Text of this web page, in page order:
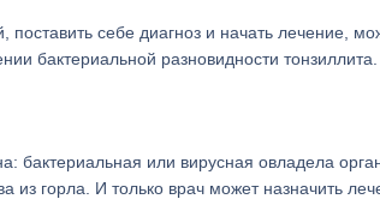
себе диагноз и начать лечение,
бактериальной разновидности тонзиллита.
бактериальная или вирусная овладела
из горла. И только врач может назначить